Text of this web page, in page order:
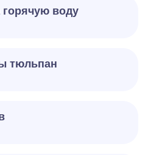
горячую воду
тюльпан